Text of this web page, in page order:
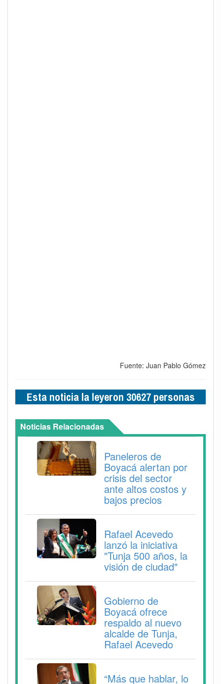
Fuente: Juan Pablo Gómez
Esta noticia la leyeron 30627 personas
Noticias Relacionadas
Paneleros de
Boyacá alertan por
crisis del sector
ante altos costos y
bajos precios
Rafael Acevedo
lanzó la iniciativa
"Tunja 500 años, la
visión de ciudad"
Gobierno de
Boyacá ofrece
respaldo al nuevo
alcalde de Tunja,
Rafael Acevedo
“Más que hablar, lo